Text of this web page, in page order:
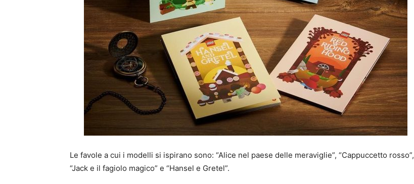
Le favole a cui i modelli si ispirano sono: “Alice nel paese delle meraviglie”, “Cappuccetto rosso”,
“Jack e il fagiolo magico” e “Hansel e Gretel”.